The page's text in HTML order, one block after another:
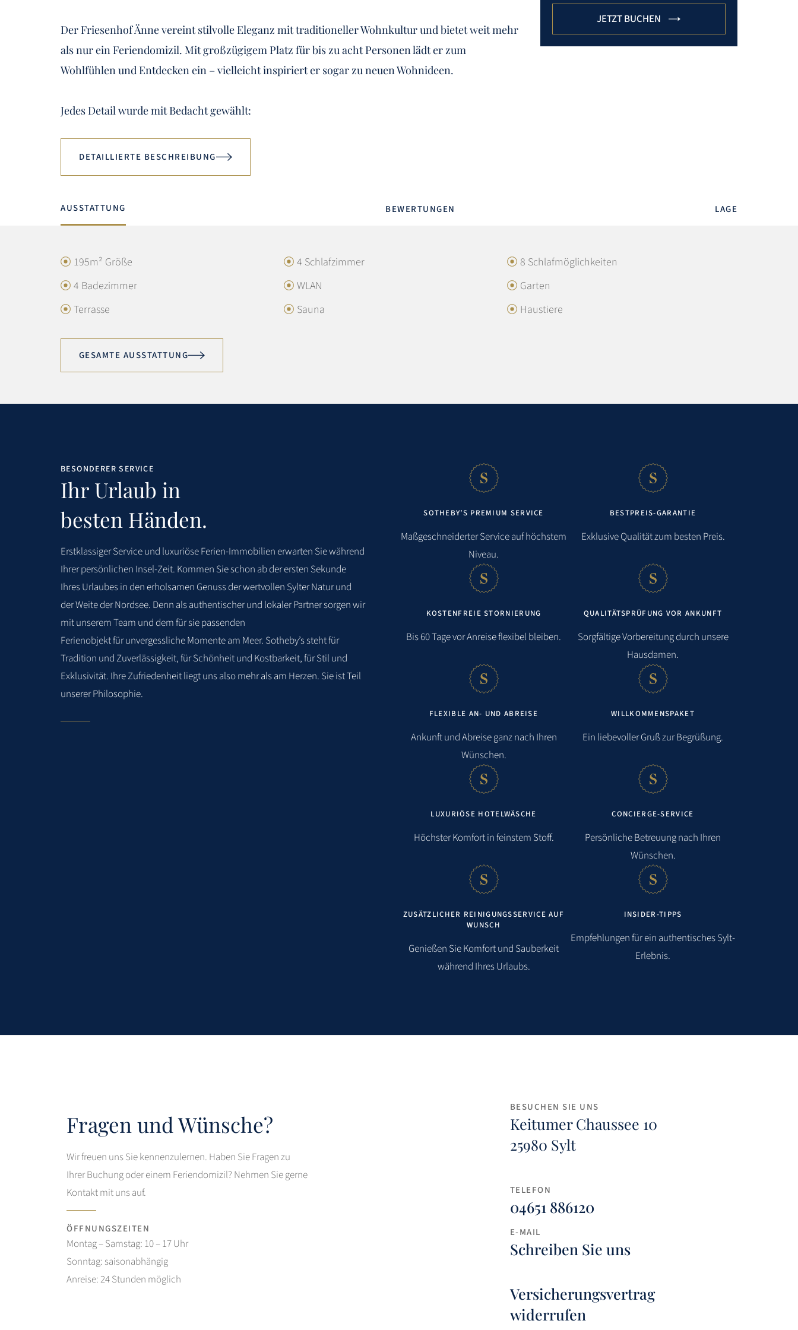
Der Friesenhof Änne vereint stilvolle Eleganz mit traditioneller Wohnkultur und bietet weit mehr
als nur ein Feriendomizil. Mit großzügigem Platz für bis zu acht Personen lädt er zum
Wohlfühlen und Entdecken ein – vielleicht inspiriert er sogar zu neuen Wohnideen.
Jedes Detail wurde mit Bedacht gewählt:
DETAILLIERTE BESCHREIBUNG
AUSSTATTUNG BEWERTUNGEN LAGE
195m² Größe 4 Schlafzimmer
8 Schlafmöglichkeiten
4 Badezimmer
WLAN
Garten
Terrasse
Sauna Haustiere
GESAMTE AUSSTATTUNG
Bahnhof:
Flughafen:
Stadt: 5,3 km
Golfen: 6,2 km
BESONDERER SERVICE
Ihr Urlaub in
besten Händen.
ErstklassigerServiceund luxuriöseFerien-Immobilien erwarten Siewährend
Ihrerpersönlichen Insel-Zeit. Kommen Sie schon ab der ersten Sekunde
Ihres Urlaubes in den erholsamen Genuss der wertvollen Sylter Natur und
der Weite der Nordsee. Denn alsauthentischer und lokaler Partner sorgen wir
mit unserem Team und dem für sie passenden
Ferienobjekt für unvergessliche Momente am Meer. Sotheby’s steht für
Tradition und Zuverlässigkeit, für Schönheit und Kostbarkeit, für Stil und
Exklusivität. Ihre Zufriedenheitliegt uns also mehr als am Herzen. Sie ist Teil
unserer Philosophie.
SOTHEBY’S PREMIUM SERVICE
Maßgeschneiderter Service auf höchstem
Niveau.
BESTPREIS-GARANTIE
Exklusive Qualität zum besten Preis.
KOSTENFREIE STORNIERUNG
Bis 60 Tage vor Anreise flexibel bleiben.
QUALITÄTSPRÜFUNG VOR ANKUNFT
Sorgfältige Vorbereitung durch unsere
Hausdamen.
FLEXIBLE AN- UND ABREISE
Ankunft und Abreise ganz nach Ihren
Wünschen.
WILLKOMMENSPAKET
Ein liebevoller Gruß zur Begrüßung.
LUXURIÖSE HOTELWÄSCHE
Höchster Komfort in feinstem Stoff.
CONCIERGE-SERVICE
Persönliche Betreuung nach Ihren
Wünschen.
ZUSÄTZLICHER REINIGUNGSSERVICE AUF
WUNSCH
Genießen Sie Komfort und Sauberkeit
während Ihres Urlaubs.
INSIDER-TIPPS
Empfehlungen für ein authentisches Sylt-
Erlebnis.
Fragen und Wünsche?
Wir freuen uns Sie kennenzulernen. Haben Sie Fragen zu
Ihrer Buchung oder einem Feriendomizil? Nehmen Sie gerne
Kontakt mit uns auf.
ÖFFNUNGSZEITEN
Montag – Samstag: 10 – 17 Uhr
Sonntag: saisonabhängig
Anreise: 24 Stunden möglich
BESUCHEN SIE UNS
Keitumer Chaussee 10
25980 Sylt
TELEFON
04651 886120
E-MAIL
Schreiben Sie uns
Versicherungsvertrag
widerrufen